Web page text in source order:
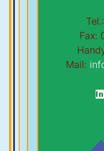
Fax:
Mail: